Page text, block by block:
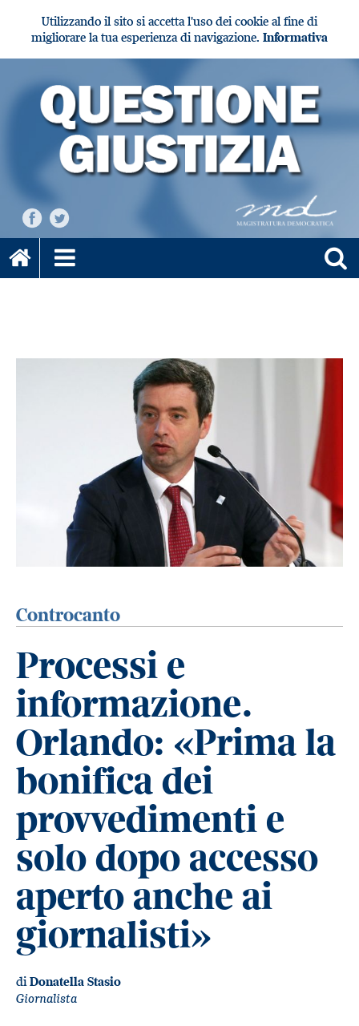
Utilizzando il sito si accetta l'uso dei cookie al fine di
migliorare la tua esperienza di navigazione. Informativa
Controcanto
Processi e
informazione.
Orlando: «Prima la
bonifica dei
provvedimenti e
solo dopo accesso
aperto anche ai
giornalisti»
diDonatella Stasio
Giornalista